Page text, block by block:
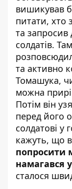
вишикував
питати, хто
та запросив
солдатів.
та активно
Томашука, чи
можна
Потім він
перед його
солдатові у
кажуть, що
попросити
намагався
сталося